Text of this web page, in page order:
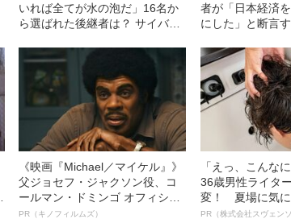
いれば全てが水の泡だ」16名か
ら選ばれた後継者は？ サイバー
が明かしていた“トップの条件”
者が「日本経済
にした」と断言す
《映画『Michael／マイケル』》
父ジョセフ・ジャクソン役、コ
ールマン・ドミンゴ オフィシャ
ルインタビュー“観客を魅了した
PR（キノフィルムズ）
「えっ、こんな
36歳男性ライタ
変！ 夏場に気に
オイ”や“ベタつき
PR（株式会社スヴェンソ